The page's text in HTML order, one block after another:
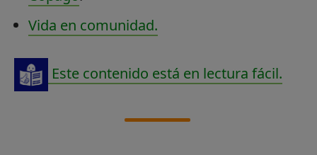
Vida en comunidad.
Este contenido está en lectura fácil.